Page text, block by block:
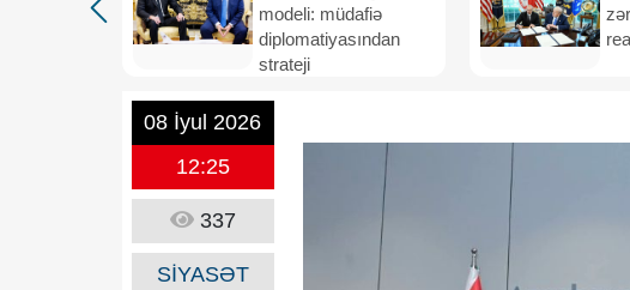
modeli: müdafiə
diplomatiyasından
strateji
08 İyul 2026
12:25
337
SİYASƏT